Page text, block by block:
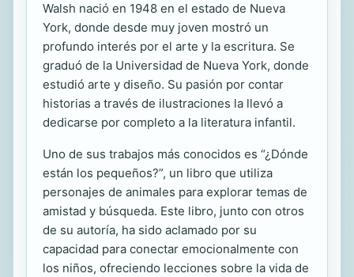
Walsh nació en 1948 en el estado de Nueva
York, donde desde muy joven mostró un
profundo interés por el arte y la escritura. Se
graduó de la Universidad de Nueva York, donde
estudió arte y diseño. Su pasión por contar
historias a través de ilustraciones la llevó a
dedicarse por completo a la literatura infantil.
Uno de sus trabajos más conocidos es “¿Dónde
están los pequeños?”, un libro que utiliza
personajes de animales para explorar temas de
amistad y búsqueda. Este libro, junto con otros
de su autoría, ha sido aclamado por su
capacidad para conectar emocionalmente con
los niños, ofreciendo lecciones sobre la vida de